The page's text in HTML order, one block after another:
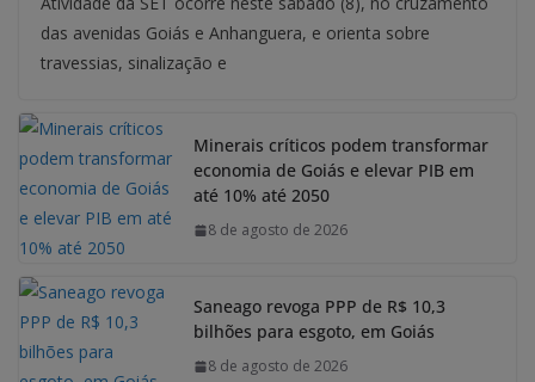
das avenidas Goiás e Anhanguera, e orienta sobre
travessias, sinalização e
Minerais críticos podem transformar
economia de Goiás e elevar PIB em
até 10% até 2050
8 de agosto de 2026
Saneago revoga PPP de R$ 10,3
bilhões para esgoto, em Goiás
8 de agosto de 2026